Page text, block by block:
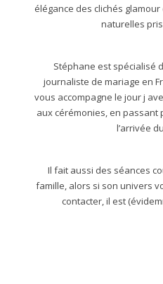
élégance des clichés
naturelles
Stéphane est spécialisé
journaliste de mariage en
vous accompagne le jour j
aux cérémonies, en passant
l’arrivée
Il fait aussi des séances
famille, alors si son univers
contacter, il est